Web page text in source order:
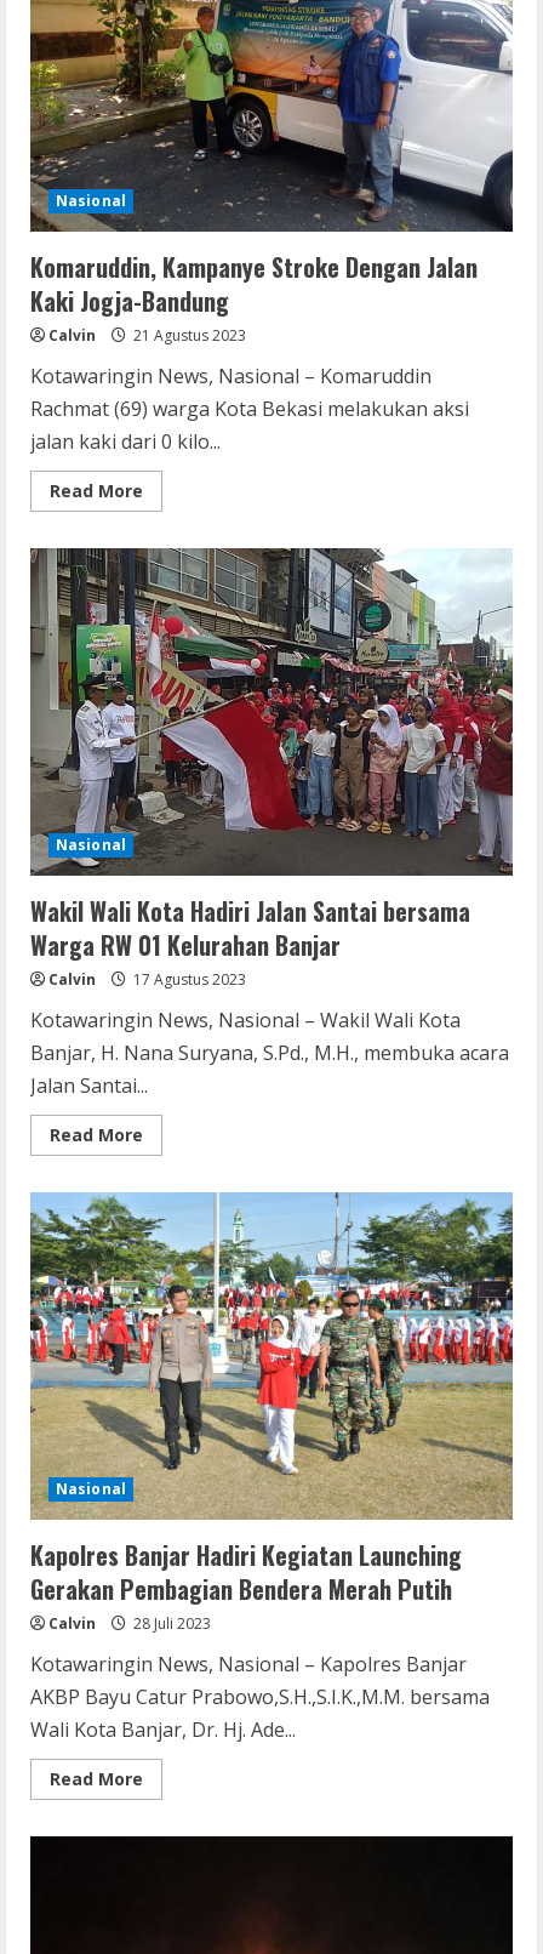
83
Tahun
Pasca
di
USG
Nasional
Komaruddin, Kampanye Stroke Dengan Jalan
Kaki Jogja-Bandung
Calvin 21 Agustus 2023
Kotawaringin News, Nasional – Komaruddin
Rachmat (69) warga Kota Bekasi melakukan aksi
jalan kaki dari 0 kilo...
Read More
more
Kampanye
Stroke
Dengan
Jalan
Kaki
Jogja-
Bandung
Nasional
Wakil Wali Kota Hadiri Jalan Santai bersama
Warga RW 01 Kelurahan Banjar
Calvin 17 Agustus 2023
Kotawaringin News, Nasional – Wakil Wali Kota
Banjar, H. Nana Suryana, S.Pd., M.H., membuka acara
Jalan Santai...
Read More
more
Kota
Hadiri
Jalan
Santai
bersama
Warga
RW
01
Kelurahan
Banjar
Nasional
Kapolres Banjar Hadiri Kegiatan Launching
Gerakan Pembagian Bendera Merah Putih
Calvin 28 Juli 2023
Kotawaringin News, Nasional – Kapolres Banjar
AKBP Bayu Catur Prabowo,S.H.,S.I.K.,M.M. bersama
Wali Kota Banjar, Dr. Hj. Ade...
Read More
more